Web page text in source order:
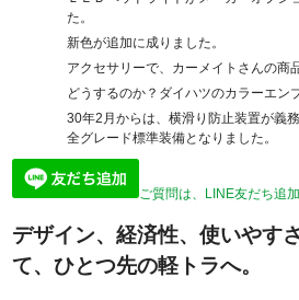
た。
新色が追加に成りました。
アクセサリーで、カーメイトさんの商
どうするのか？ダイハツのカラーエン
30年2月からは、横滑り防止装置が義
全グレード標準装備となりました。
ご質問は、LINE友だち追
デザイン、経済性、使いやす
て、ひとつ先の軽トラへ。